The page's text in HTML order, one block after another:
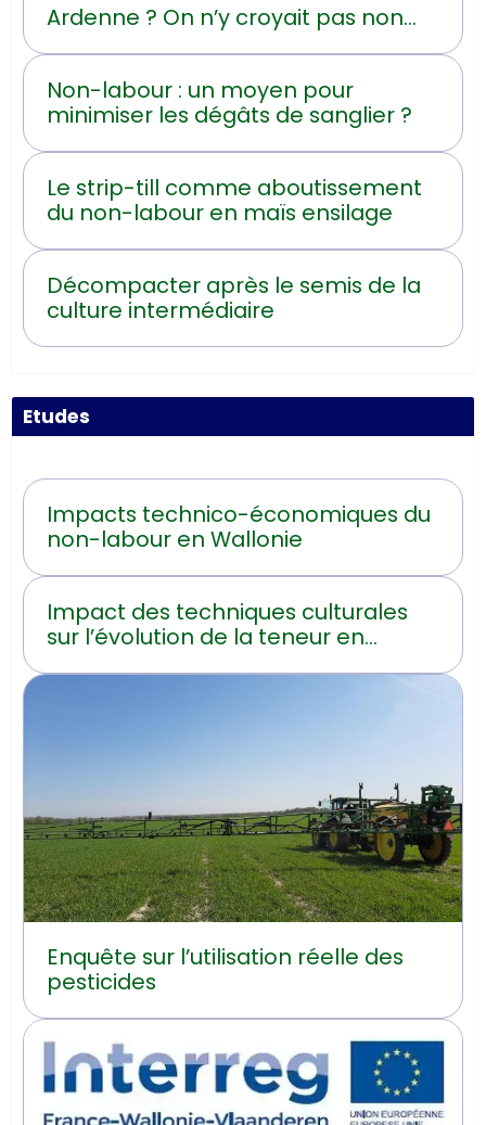
Ardenne ? On n’y croyait pas non
Non-labour : un moyen pour
minimiser les dégâts de sanglier ?
Le strip-till comme aboutissement
du non-labour en maïs ensilage
Décompacter après le semis de la
culture intermédiaire
Etudes
Impacts technico-économiques du
non-labour en Wallonie
Impact des techniques culturales
sur l’évolution de la teneur en
Enquête sur l’utilisation réelle des
pesticides